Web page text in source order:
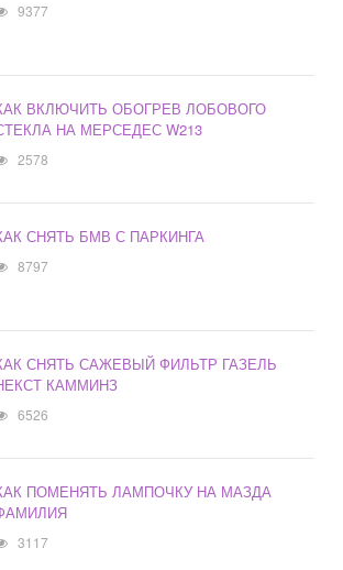
9377
ВКЛЮЧИТЬ ОБОГРЕВ ЛОБОВОГО
НА МЕРСЕДЕС W213
2578
СНЯТЬ БМВ С ПАРКИНГА
8797
СНЯТЬ САЖЕВЫЙ ФИЛЬТР ГАЗЕЛЬ
КАММИНЗ
6526
ПОМЕНЯТЬ ЛАМПОЧКУ НА МАЗДА
3117